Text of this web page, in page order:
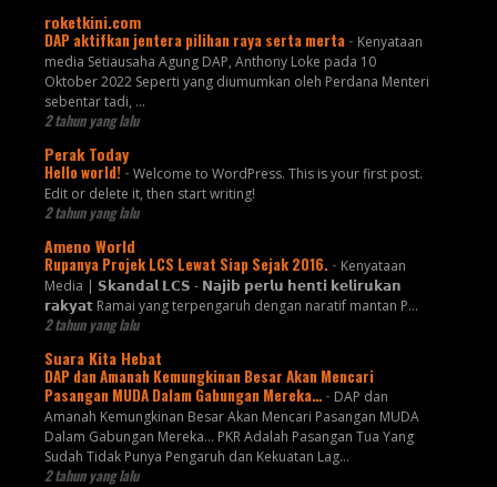
roketkini.com
DAP aktifkan jentera pilihan raya serta merta - Kenyataan
media Setiausaha Agung DAP, Anthony Loke pada 10
Oktober 2022 Seperti yang diumumkan oleh Perdana Menteri
sebentar tadi, …
2 tahun yang lalu
Perak Today
Hello world!- Welcome to WordPress. This is your first post.
Edit or delete it, then start writing!
2 tahun yang lalu
Ameno World
Rupanya Projek LCS Lewat Siap Sejak 2016. - Kenyataan
Media | 𝗦𝗸𝗮𝗻𝗱𝗮𝗹 𝗟𝗖𝗦 - 𝗡𝗮𝗷𝗶𝗯 𝗽𝗲𝗿𝗹𝘂 𝗵𝗲𝗻𝘁𝗶 𝗸𝗲𝗹𝗶𝗿𝘂𝗸𝗮𝗻
𝗿𝗮𝗸𝘆𝗮𝘁 Ramai yang terpengaruh dengan naratif mantan P...
2 tahun yang lalu
Suara Kita Hebat
DAP dan Amanah Kemungkinan Besar Akan Mencari
Pasangan MUDA Dalam Gabungan Mereka… - DAP dan
Amanah Kemungkinan Besar Akan Mencari Pasangan MUDA
Dalam Gabungan Mereka… PKR Adalah Pasangan Tua Yang
Sudah Tidak Punya Pengaruh dan Kekuatan Lag...
2 tahun yang lalu